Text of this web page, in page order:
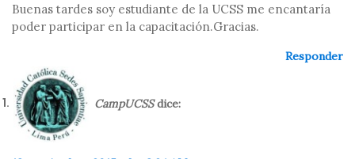
Buenas tardes soy estudiante de la UCSS me encantaría
poder participar en la capacitación.Gracias.
Responder
CampUCSS dice: